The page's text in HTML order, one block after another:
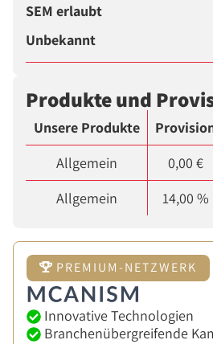
SEM erlaubt
Unbekannt
Produkte und
Unsere Produkte
Allgemein
0,00 €
Allgemein
14,00 %
PREMIUM-NETZWERK
Innovative Technologien
Branchenübergreifende